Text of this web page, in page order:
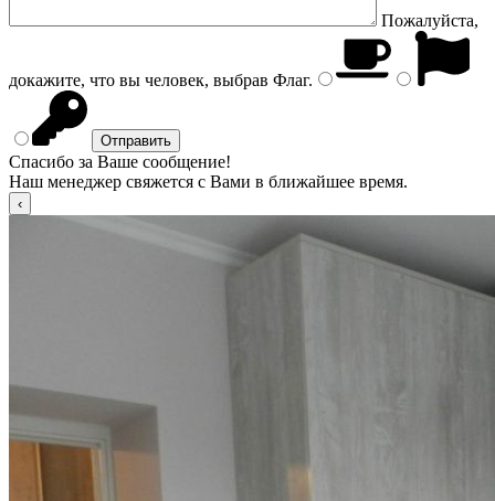
Пожалуйста,
докажите, что вы человек, выбрав Флаг.
Спасибо за Ваше сообщение!
Наш менеджер свяжется с Вами в ближайшее время.